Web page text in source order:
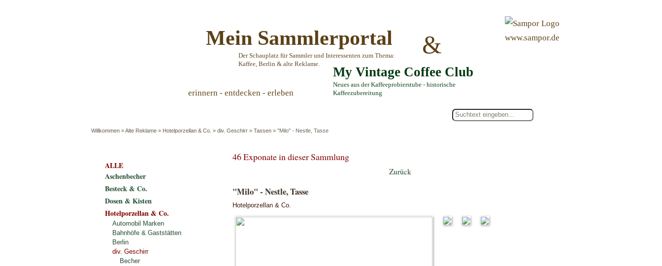
Mein Sammlerportal
Der Schauplatz für Sammler und Interessenten zum Thema:
Kaffee, Berlin & alte Reklame.
&
My Vintage Coffee Club
Neues aus der Kaffeeprobierstube - historische
Kaffeezubereitung
www.sampor.de
erinnern - entdecken - erleben
Willkommen »Alte Reklame » Hotelporzellan & Co. » div. Geschirr » Tassen » "Milo" - Nestle, Tasse
46 Exponate in dieser Sammlung
Zurück
"Milo" - Nestle, Tasse
Hotelporzellan & Co.
ALLE
Aschenbecher
Besteck & Co.
Dosen & Kisten
Hotelporzellan & Co.
Automobil Marken
Bahnhöfe & Gaststätten
Berlin
div. Geschirr
Becher